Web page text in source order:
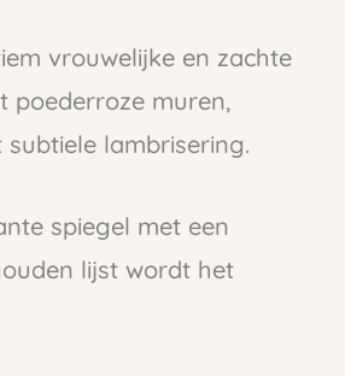
vrouwelijke en zachte
poederroze muren,
subtiele lambrisering.
spiegel met een
lijst wordt het